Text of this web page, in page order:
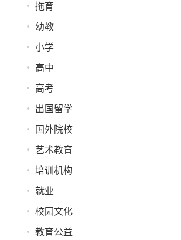
拖育
幼教
小学
高中
高考
出国留学
国外院校
艺术教育
培训机构
就业
校园文化
教育公益